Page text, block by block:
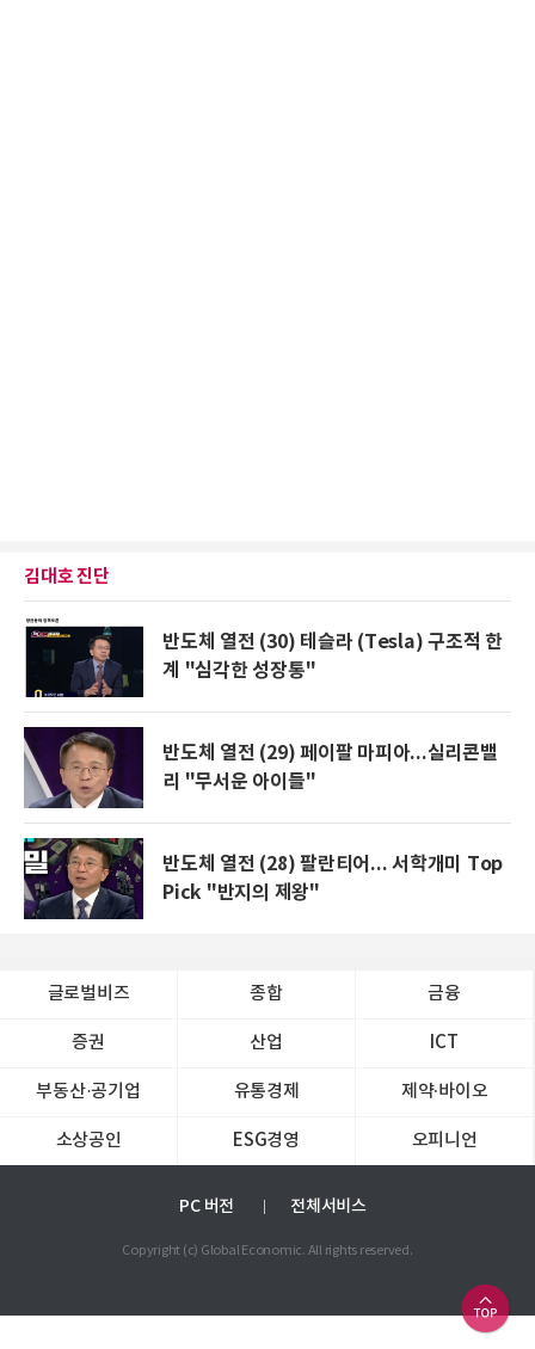
김대호 진단
반도체 열전 (30) 테슬라 (Tesla) 구조적 한
계 "심각한 성장통"
반도체 열전 (29) 페이팔 마피아...실리콘밸
리 "무서운 아이들"
반도체 열전 (28) 팔란티어... 서학개미 Top
Pick "반지의 제왕"
글로벌비즈 종합 금융
증권 산업 ICT
부동산·공기업 유통경제 제약∙바이오
소상공인 ESG경영 오피니언
PC 버전 전체서비스
Copyright (c) Global Economic. All rights reserved.